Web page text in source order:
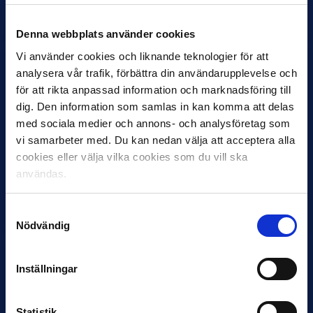
Denna webbplats använder cookies
Vi använder cookies och liknande teknologier för att
analysera vår trafik, förbättra din användarupplevelse och
för att rikta anpassad information och marknadsföring till
dig. Den information som samlas in kan komma att delas
med sociala medier och annons- och analysföretag som
vi samarbeter med. Du kan nedan välja att acceptera alla
cookies eller välja vilka cookies som du vill ska
användas.
Nödvändig
Inställningar
12 JUNI